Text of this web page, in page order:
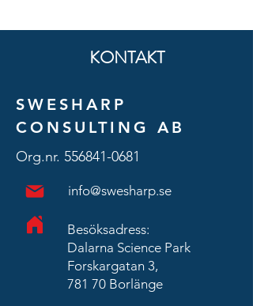
KONTAKT
SWESHARP
CONSULTING AB
Org.nr. 556841-0681
info@swesharp.se
Besöksadress:
Dalarna Science Park
Forskargatan 3,
781 70 Borlänge